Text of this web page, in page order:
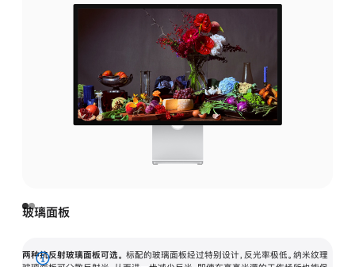
玻璃面板
两种抗反射玻璃面板可选。 标配的玻璃面板经过特别设计，反光率极低。纳米纹理